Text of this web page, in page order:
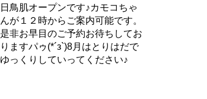
日鳥肌オープンです♪カモコちゃ
んが１２時からご案内可能です。
是非お早目のご予約お待ちしてお
りますパゥ(*´з`)8月はとりはだで
ゆっくりしていってください♪